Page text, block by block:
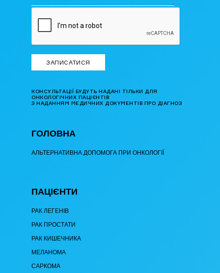
КОНСУЛЬТАЦІЇ БУДУТЬ НАДАНІ ТІЛЬКИ ДЛЯ
ОНКОЛОГІЧНИХ ПАЦІЄНТІВ
З НАДАННЯМ МЕДИЧНИХ ДОКУМЕНТІВ ПРО ДІАГНОЗ
ГОЛОВНА
АЛЬТЕРНАТИВНА ДОПОМОГА ПРИ ОНКОЛОГІЇ
ПАЦІЄНТИ
РАК ЛЕГЕНІВ
РАК ПРОСТАТИ
РАК КИШЕЧНИКА
МЕЛАНОМА
САРКОМА